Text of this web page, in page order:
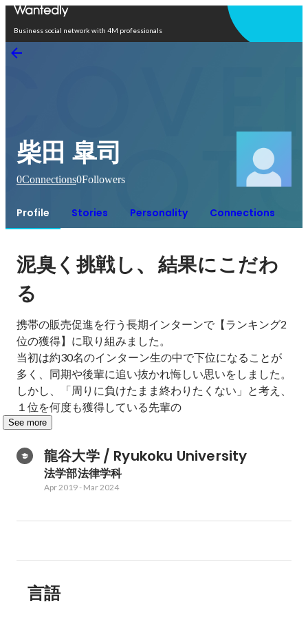
Business social network with 4M professionals
柴田 皐司
0Connections0Followers
Profile Stories Personality Connections
泥臭く挑戦し、結果にこだわ
る
携帯の販売促進を行う長期インターンで【ランキング2
位の獲得】に取り組みました。
当初は約30名のインターン生の中で下位になることが
多く、同期や後輩に追い抜かれ悔しい思いをしました。
しかし、「周りに負けたまま終わりたくない」と考え、
１位を何度も獲得している先輩の
See more
龍谷大学 / Ryukoku University
法学部法律学科
Apr 2019- Mar 2024
言語